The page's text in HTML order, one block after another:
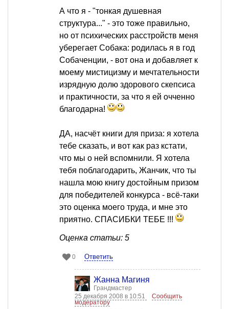
А что я - "тонкая душевная
структура..." - это тоже правильно,
но от психических расстройств меня
уберегает Собака: родилась я в год
Собаченции, - вот она и добавляет к
моему мистицизму и мечтательности
изрядную долю здорового скепсиса
и практичности, за что я ей очченно
благодарна!
ДА, насчёт книги для приза: я хотела
тебе сказать, и вот как раз кстати,
что мы о ней вспомнили. Я хотела
тебя поблагодарить, Жанчик, что ты
нашла мою книгу достойным призом
для победителей конкурса - всё-таки
это оценка моего труда, и мне это
приятно. СПАСИБКИ ТЕБЕ !!!
Оценка статьи: 5
0 Ответить
Жанна Магиня
Грандмастер
25 декабря 2008 в 10:51
Сообщить
модератору